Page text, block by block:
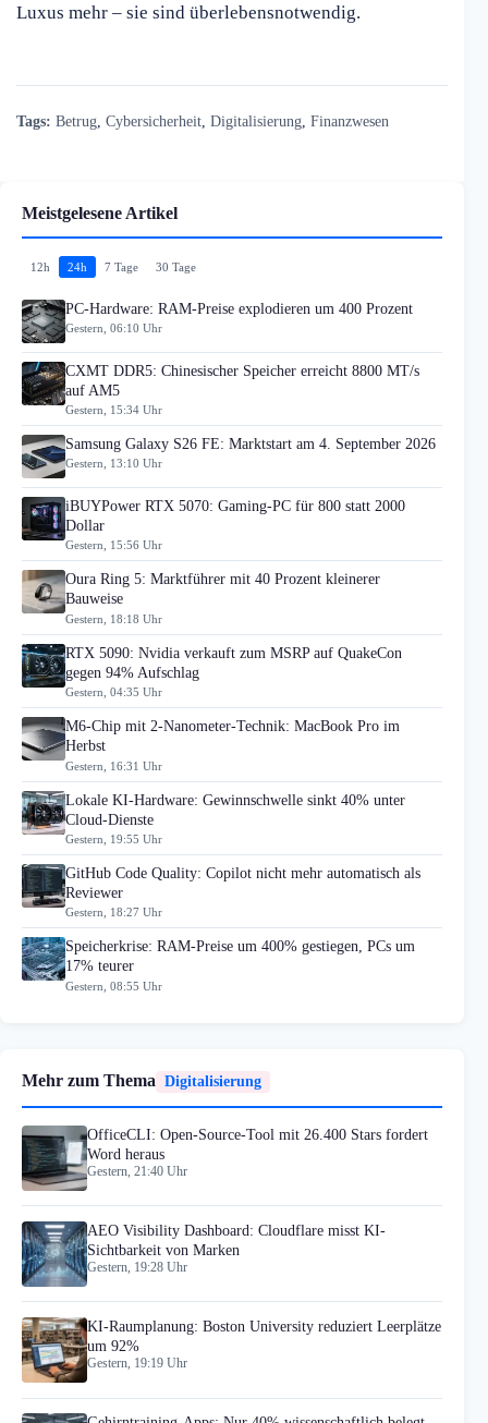
Luxus mehr – sie sind überlebensnotwendig.
Tags: Betrug Cybersicherheit Digitalisierung Finanzwesen
Meistgelesene Artikel
12h 24h 7 Tage 30 Tage
PC-Hardware: RAM-Preise explodieren um 400 Prozent
Gestern, 06:10 Uhr
CXMT DDR5: Chinesischer Speicher erreicht 8800 MT/s
auf AM5
Gestern, 15:34 Uhr
Samsung Galaxy S26 FE: Marktstart am 4. September 2026
Gestern, 13:10 Uhr
iBUYPower RTX 5070: Gaming-PC für 800 statt 2000
Dollar
Gestern, 15:56 Uhr
Oura Ring 5: Marktführer mit 40 Prozent kleinerer
Bauweise
Gestern, 18:18 Uhr
RTX 5090: Nvidia verkauft zum MSRP auf QuakeCon
gegen 94% Aufschlag
Gestern, 04:35 Uhr
M6-Chip mit 2-Nanometer-Technik: MacBook Pro im
Herbst
Gestern, 16:31 Uhr
Lokale KI-Hardware: Gewinnschwelle sinkt 40% unter
Cloud-Dienste
Gestern, 19:55 Uhr
GitHub Code Quality: Copilot nicht mehr automatisch als
Reviewer
Gestern, 18:27 Uhr
Speicherkrise: RAM-Preise um 400% gestiegen, PCs um
17% teurer
Gestern, 08:55 Uhr
Mehr zum Thema Digitalisierung
OfficeCLI: Open-Source-Tool mit 26.400 Stars fordert
Word heraus
Gestern, 21:40 Uhr
AEO Visibility Dashboard: Cloudflare misst KI-
Sichtbarkeit von Marken
Gestern, 19:28 Uhr
KI-Raumplanung: Boston University reduziert Leerplätze
um 92%
Gestern, 19:19 Uhr